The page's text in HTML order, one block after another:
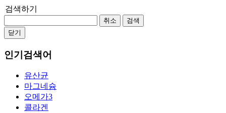
검색하기
취소
검색
닫기
인기검색어
유산균
마그네슘
오메가3
콜라겐